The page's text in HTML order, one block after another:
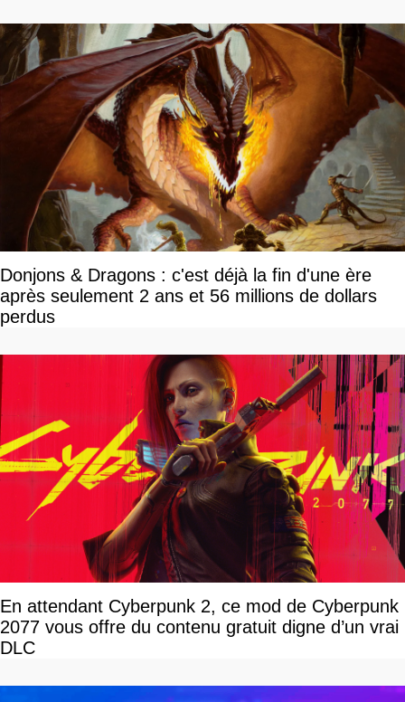
Donjons & Dragons : c'est déjà la fin d'une ère
après seulement 2 ans et 56 millions de dollars
perdus
En attendant Cyberpunk 2, ce mod de Cyberpunk
2077 vous offre du contenu gratuit digne d’un vrai
DLC